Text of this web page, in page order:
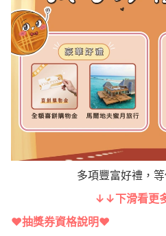
多項豐富好禮，等
↓↓下滑看更
❤︎抽獎券資格說明❤︎